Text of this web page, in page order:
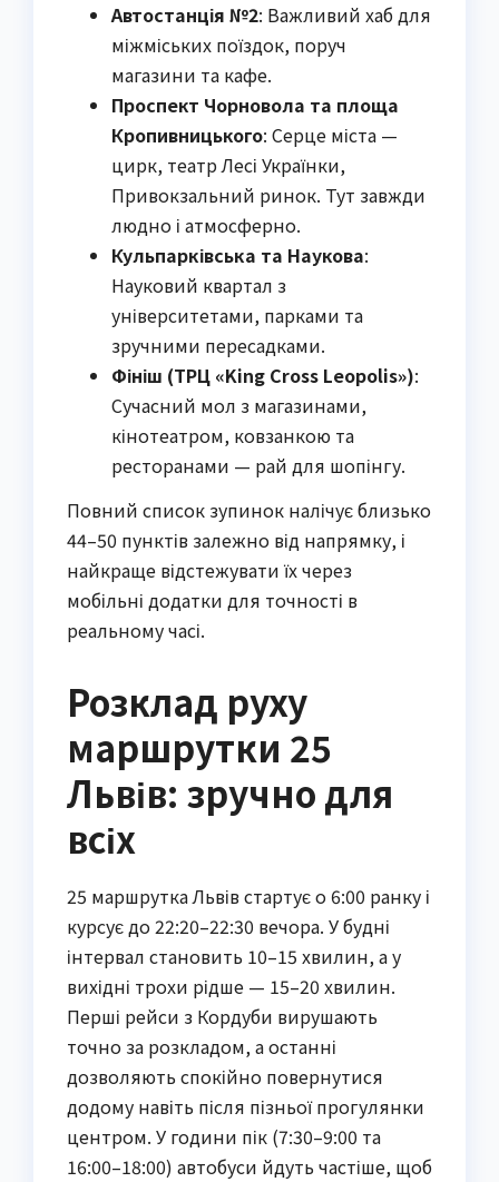
Автостанція №2: Важливий хаб для
міжміських поїздок, поруч
магазини та кафе.
Проспект Чорновола та площа
Кропивницького: Серце міста —
цирк, театр Лесі Українки,
Привокзальний ринок. Тут завжди
людно і атмосферно.
Кульпарківська та Наукова:
Науковий квартал з
університетами, парками та
зручними пересадками.
Фініш (ТРЦ «King Cross Leopolis»):
Сучасний мол з магазинами,
кінотеатром, ковзанкою та
ресторанами — рай для шопінгу.
Повний список зупинок налічує близько
44–50 пунктів залежно від напрямку, і
найкраще відстежувати їх через
мобільні додатки для точності в
реальному часі.
Розклад руху
маршрутки 25
Львів: зручно для
всіх
25 маршрутка Львів стартує о 6:00 ранку і
курсує до 22:20–22:30 вечора. У будні
інтервал становить 10–15 хвилин, а у
вихідні трохи рідше — 15–20 хвилин.
Перші рейси з Кордуби вирушають
точно за розкладом, а останні
дозволяють спокійно повернутися
додому навіть після пізньої прогулянки
центром. У години пік (7:30–9:00 та
16:00–18:00) автобуси йдуть частіше, щоб